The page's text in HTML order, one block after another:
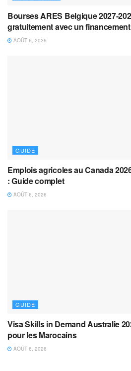
Bourses ARES Belgique 2027-
gratuitement avec un
AOÛT 6, 2026
GUIDE
Emplois agricoles au Canada
: Guide complet
AOÛT 6, 2026
GUIDE
Visa Skills in Demand Australie
pour les Marocains
AOÛT 6, 2026